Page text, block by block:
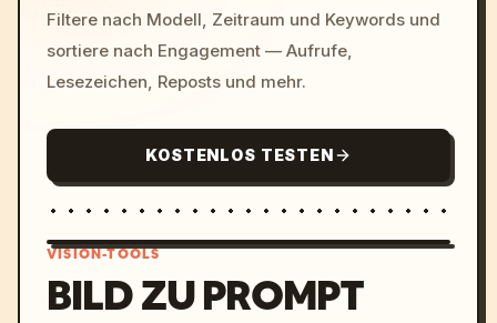
Filtere nach Modell, Zeitraum und Keywords und
sortiere nach Engagement — Aufrufe,
Lesezeichen, Reposts und mehr.
KOSTENLOS TESTEN
VISION-TOOLS
BILD ZU PROMPT